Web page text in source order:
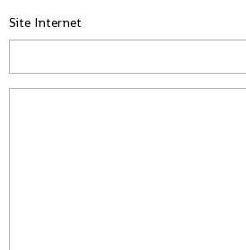
Site Internet